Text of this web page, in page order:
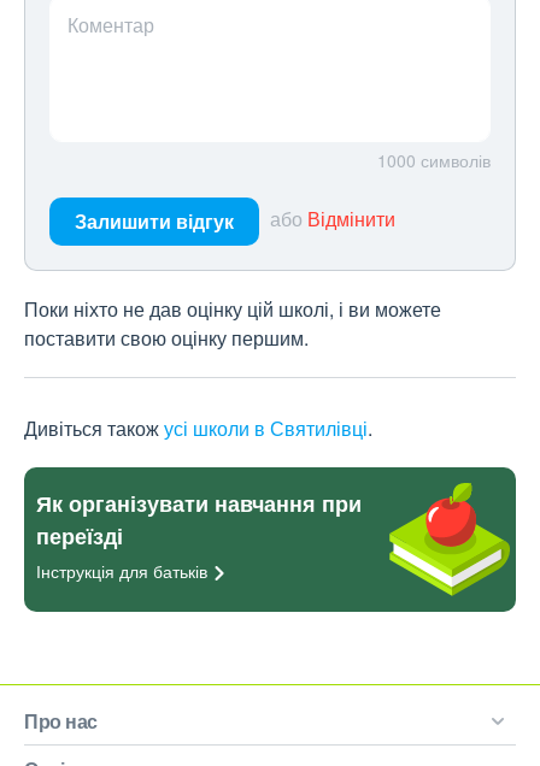
Коментар
1000 символів
Залишити відгук або Відмінити
Поки ніхто не дав оцінку цій школі, і ви можете
поставити свою оцінку першим.
Дивіться такожусі школи в Святилівці.
Як організувати навчання при
переїзді
Інструкція для батьків
Про нас